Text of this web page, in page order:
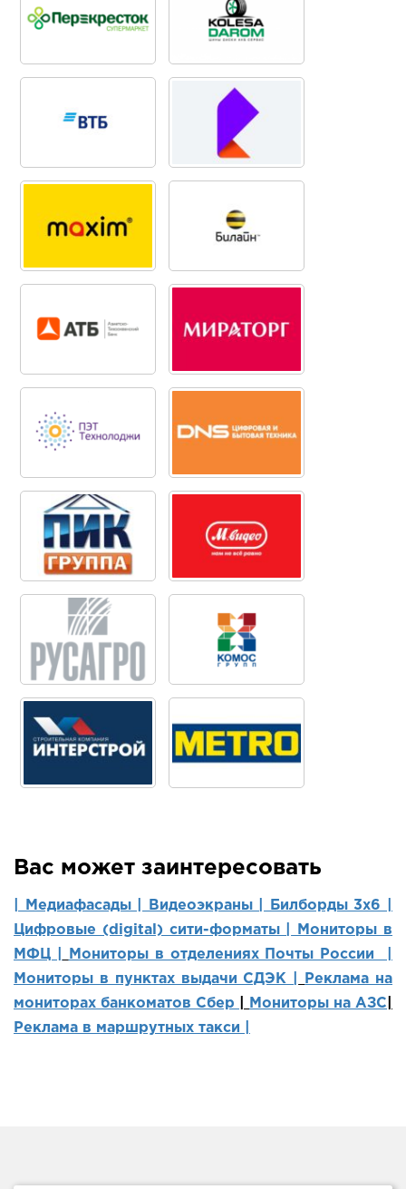
Вас может заинтересовать
| Медиафасады | Видеоэкраны |
Билборды 3х6 |
Цифровые (digital) сити-форматы |
Мониторы в
МФЦ |
Мониторы в отделениях Почты России |
Мониторы в пунктах выдачи СДЭК |
Реклама на
мониторах банкоматов Сбер
Мониторы на АЗС
Реклама в маршрутных такси |